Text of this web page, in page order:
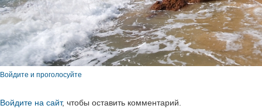
Войдите и проголосуйте
Войдите на сайт, чтобы оставить комментарий.